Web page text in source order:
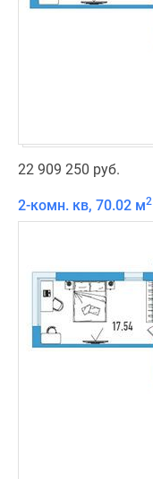
22 909 250 руб.
2-комн. кв, 70.02 м2